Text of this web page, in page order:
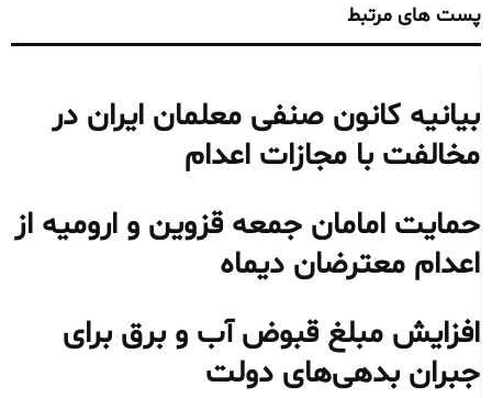
پست های مرتبط
بیانیه کانون صنفی معلمان ایران در
مخالفت با مجازات اعدام
حمایت امامان جمعه قزوین و ارومیه از
اعدام معترضان دیماه
افزایش مبلغ قبوض آب و برق برای
جبران بدهی‌های دولت